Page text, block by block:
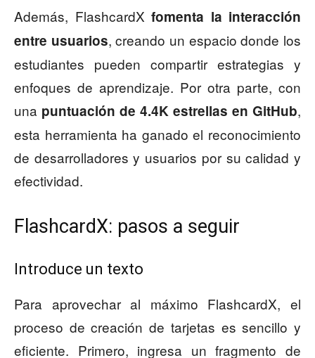
Además, FlashcardX fomenta la interacción
entre usuarios, creando un espacio donde los
estudiantes pueden compartir estrategias y
enfoques de aprendizaje. Por otra parte, con
una puntuación de 4.4K estrellas en GitHub,
esta herramienta ha ganado el reconocimiento
de desarrolladores y usuarios por su calidad y
efectividad.
FlashcardX: pasos a seguir
Introduce un texto
Para aprovechar al máximo FlashcardX, el
proceso de creación de tarjetas es sencillo y
eficiente. Primero, ingresa un fragmento de